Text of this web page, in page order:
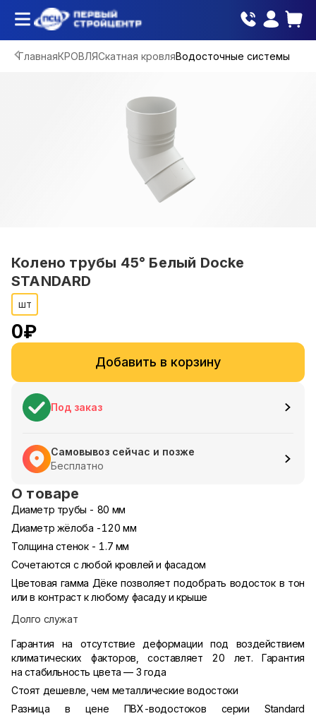
ГлавнаяКРОВЛЯСкатная кровляВодосточные системы
Колено трубы 45° Белый Docke
STANDARD
шт
0₽
Добавить в корзину
Под заказ
Самовывоз сейчас и позже
Бесплатно
О товаре
Диаметр трубы - 80 мм
Диаметр жёлоба -120 мм
Толщина стенок - 1.7 мм
Сочетаются с любой кровлей и фасадом
Цветовая гамма Дёке позволяет подобрать водосток в тон
или в контраст к любому фасаду и крыше
Долго служат
Гарантия на отсутствие деформации под воздействием
климатических факторов, составляет 20 лет. Гарантия
на стабильность цвета — 3 года
Стоят дешевле, чем металлические водостоки
Разница в цене ПВХ-водостоков серии Standard